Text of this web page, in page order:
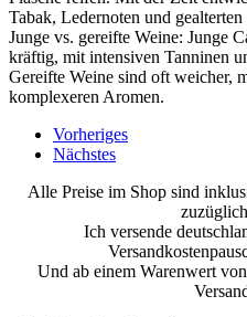
Tabak, Ledernoten und gealterten
Junge vs. gereifte Weine: Junge
kräftig, mit intensiven Tanninen
Gereifte Weine sind oft weicher,
komplexeren Aromen.
Vorheriges
Nächstes
Alle Preise im Shop sind
Ich versende
Und ab einem Warenwert